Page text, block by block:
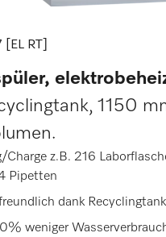
[EL RT]
1150
Charge z.B. 216
Pipetten
dank Recyclingtank
weniger